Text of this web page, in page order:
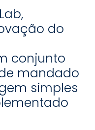
do
conjunto
mandado
simples